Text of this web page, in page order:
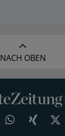
NACH OBEN